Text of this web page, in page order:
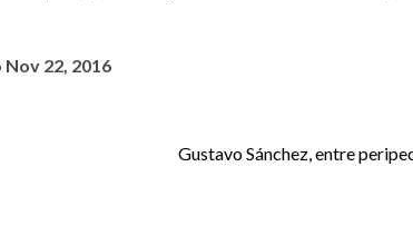
22, 2016
Gustavo Sánchez, entre